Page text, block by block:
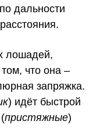
дальности
лошадей,
что она –
запряжка.
) идёт быстрой
пристяжные)